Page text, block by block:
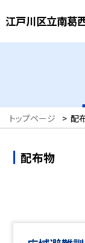
江戸川区立南葛
トップページ > 配
配布物